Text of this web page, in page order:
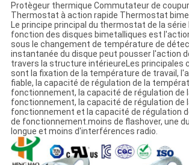
Protègeur thermique Commutateur de
Thermostat à action rapide Thermostat
Le principe principal du thermostat de la série
fonction des disques bimetalliques est
sous le changement de température de
instantanée du disque peut pousser l'action
travers la structure intérieureLes principales
sont la fixation de la température de travail,
fiable, la capacité de régulation de la
fonctionnement, la capacité de régulation de
fonctionnement, la capacité de régulation de
fonctionnement et la capacité de régulation
de fonctionnement.moins de flashover, une
longue et moins d'interférences radio.